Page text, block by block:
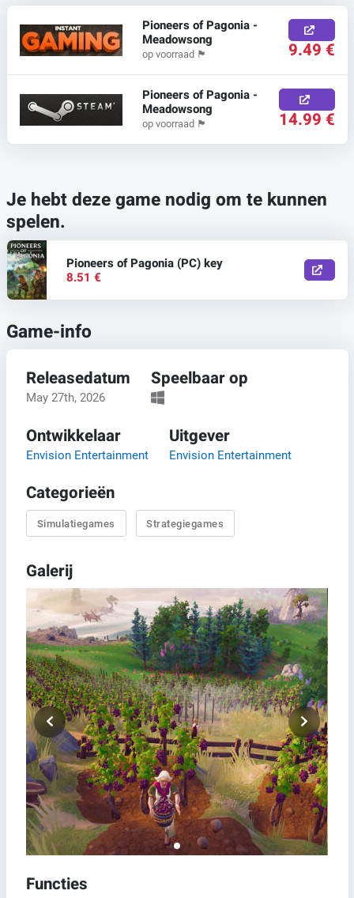
Pioneers of Pagonia -
Meadowsong
op voorraad 🏴 9.49 €
Pioneers of Pagonia -
Meadowsong
op voorraad 🏴 14.99 €
Je hebt deze game nodig om te kunnen
spelen.
Pioneers of Pagonia (PC) key
8.51 €
Game-info
Releasedatum
May 27th, 2026
Speelbaar op
Ontwikkelaar
Envision Entertainment
Uitgever
Envision Entertainment
Categorieën
Simulatiegames Strategiegames
Galerij
Functies